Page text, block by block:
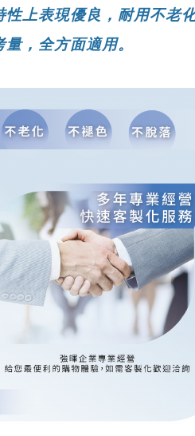
上表現優良，耐用不老
，全方面適用。